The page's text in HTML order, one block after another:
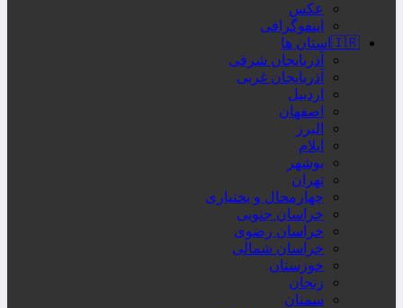
عکس
اینفوگرافی
🇮🇷استان ها
آذربایجان شرقی
آذربایجان غربی
اردبیل
اصفهان
البرز
ایلام
بوشهر
تهران
چهارمحال و بختیاری
خراسان جنوبی
خراسان رضوی
خراسان شمالی
خوزستان
زنجان
سمنان